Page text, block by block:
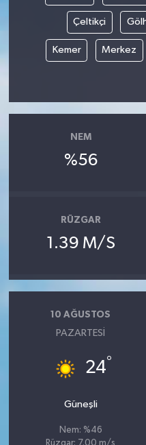
Çeltikçi
Kemer Merkez
NEM
%56
RÜZGAR
1.39 M/S
10 AĞUSTOS
PAZARTESI
24°
Güneşli
Nem: %46